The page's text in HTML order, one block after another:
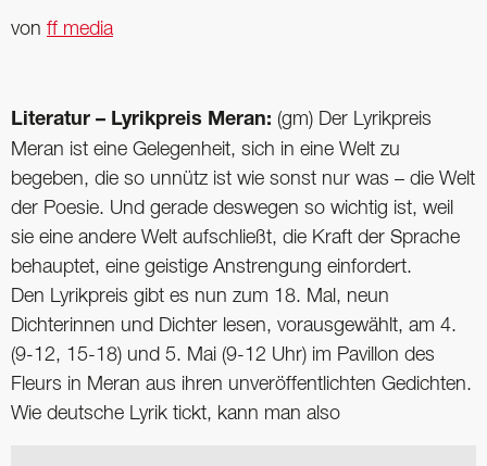
von ff media
Literatur – Lyrikpreis Meran: (gm) Der Lyrikpreis
Meran ist eine Gelegenheit, sich in eine Welt zu
begeben, die so unnütz ist wie sonst nur was – die Welt
der Poesie. Und gerade deswegen so wichtig ist, weil
sie eine andere Welt aufschließt, die Kraft der Sprache
behauptet, eine geistige Anstrengung einfordert.
Den Lyrikpreis gibt es nun zum 18. Mal, neun
Dichterinnen und Dichter lesen, vorausgewählt, am 4.
(9-12, 15-18) und 5. Mai (9-12 Uhr) im Pavillon des
Fleurs in Meran aus ihren unveröffentlichten Gedichten.
Wie deutsche Lyrik tickt, kann man also